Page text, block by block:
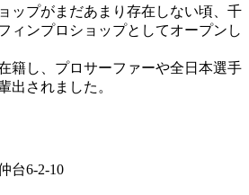
ップがまだあまり存在しない頃、千
ィンプロショップとしてオープンし
籍し、プロサーファーや全日本選手
出されました。
台6-2-10